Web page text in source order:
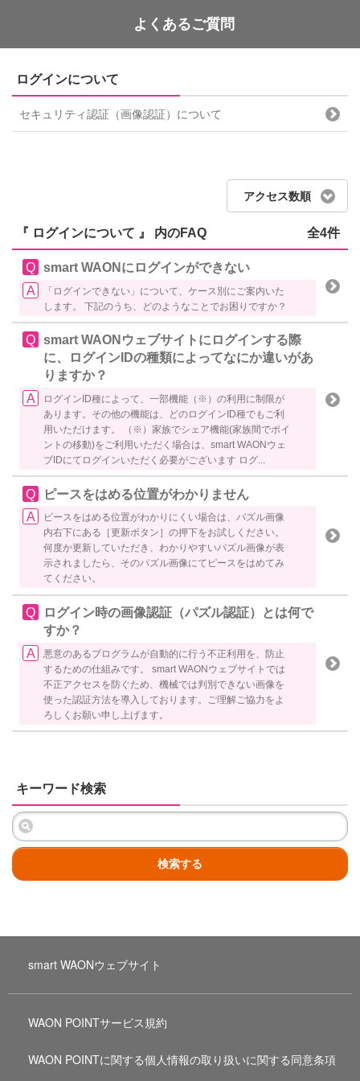
WAON POINT
よくあるご質問
ログインについて
セキュリティ認証（画像認証）について
アクセス数順
『 ログインについて 』 内のFAQ 全4件
smart WAONにログインができない
「ログインできない」について、ケース別にご案内いた
します。 下記のうち、どのようなことでお困りですか？
smart WAONウェブサイトにログインする際
に、ログインIDの種類によってなにか違いがあ
りますか？
ログインID種によって、一部機能（※）の利用に制限が
あります。その他の機能は、どのログインID種でもご利
用いただけます。 （※）家族でシェア機能(家族間でポイ
ントの移動)をご利用いただく場合は、smart WAONウェ
ブIDにてログインいただく必要がございます ログ...
ピースをはめる位置がわかりません
ピースをはめる位置がわかりにくい場合は、パズル画像
内右下にある［更新ボタン］の押下をお試しください。
何度か更新していただき、わかりやすいパズル画像が表
示されましたら、そのパズル画像にてピースをはめてみ
てください。
ログイン時の画像認証（パズル認証）とは何で
すか？
悪意のあるプログラムが自動的に行う不正利用を、防止
するための仕組みです。 smart WAONウェブサイトでは
不正アクセスを防ぐため、機械では判別できない画像を
使った認証方法を導入しております。ご理解ご協力をよ
ろしくお願い申し上げます。
キーワード検索
検索する
smart WAONウェブサイト
WAON POINTサービス規約
WAON POINTに関する個人情報の取り扱いに関する同意条項